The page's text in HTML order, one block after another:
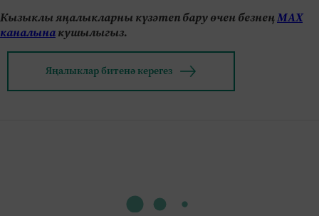
Кызыклы яңалыкларны күзәтеп бару өчен безнеңМАХ
каналынакушылыгыз.
Яңалыклар битенә керегез